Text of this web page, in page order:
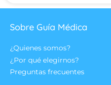
Sobre Guía Médica
¿Quienes somos?
¿Por qué elegirnos?
Preguntas frecuentes